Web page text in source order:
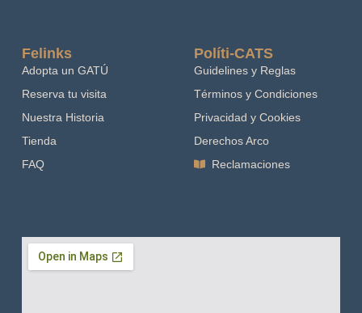
Felinks
Adopta un GATÚ
Reserva tu visita
Nuestra Historia
Tienda
FAQ
Políti-CATS
Guidelines y Reglas
Términos y Condiciones
Privacidad y Cookies
Derechos Arco
Reclamaciones